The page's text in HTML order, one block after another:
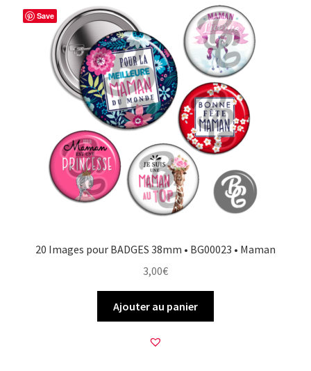
Save
20 Images pour BADGES 38mm • BG00023 • Maman
3,00€
Ajouter au panier